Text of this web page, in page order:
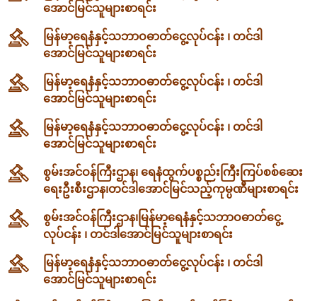
အောင်မြင်သူများစာရင်း
မြန်မာ့ရေနံနှင့်သဘာဝဓာတ်ငွေ့လုပ်ငန်း ၊ တင်ဒါ
အောင်မြင်သူများစာရင်း
မြန်မာ့ရေနံနှင့်သဘာဝဓာတ်ငွေ့လုပ်ငန်း ၊ တင်ဒါ
အောင်မြင်သူများစာရင်း
မြန်မာ့ရေနံနှင့်သဘာဝဓာတ်ငွေ့လုပ်ငန်း ၊ တင်ဒါ
အောင်မြင်သူများစာရင်း
စွမ်းအင်ဝန်ကြီးဌာန၊ ရေနံထွက်ပစ္စည်းကြီးကြပ်စစ်ဆေး
ရေးဦးစီးဌာန၊တင်ဒါအောင်မြင်သည့်ကုမ္ပဏီများစာရင်း
စွမ်းအင်ဝန်ကြီးဌာန၊မြန်မာ့ရေနံနှင့်သဘာဝဓာတ်ငွေ့
လုပ်ငန်း ၊ တင်ဒါအောင်မြင်သူများစာရင်း
မြန်မာ့ရေနံနှင့်သဘာဝဓာတ်ငွေ့လုပ်ငန်း ၊ တင်ဒါ
အောင်မြင်သူများစာရင်း